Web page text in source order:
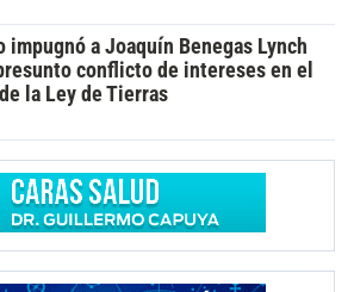
impugnó a Joaquín Benegas Lynch
conflicto de intereses en el
la Ley de Tierras